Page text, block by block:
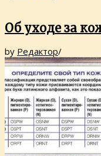
Об уходе за
by Редактор/